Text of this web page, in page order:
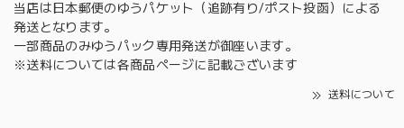
当店は日本郵便のゆうパケット（追跡有り/ポスト投函）による
発送となります。
一部商品のみゆうパック専用発送が御座います。
※送料については各商品ページに記載ございます
送料について